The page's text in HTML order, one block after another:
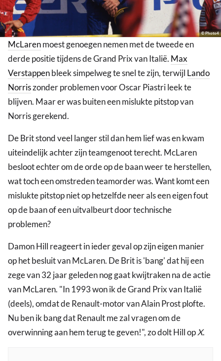
© Photo4
McLarenmoest genoegen nemen met de tweede en
derde positie tijdens de Grand Prix van Italië. Max
Verstappenbleek simpelweg te snel te zijn, terwijl Lando
Norriszonder problemen voor Oscar Piastri leek te
blijven. Maar er was buiten een mislukte pitstop van
Norris gerekend.
De Brit stond veel langer stil dan hem lief was en kwam
uiteindelijk achter zijn teamgenoot terecht. McLaren
besloot echter om de orde op de baan weer te herstellen,
wat toch een omstreden teamorder was. Want komt een
mislukte pitstop niet op hetzelfde neer als een eigen fout
op de baan of een uitvalbeurt door technische
problemen?
Damon Hill reageert in ieder geval op zijn eigen manier
op het besluit van McLaren. De Brit is 'bang' dat hij een
zege van 32 jaar geleden nog gaat kwijtraken na de actie
van McLaren. "In 1993 won ik de Grand Prix van Italië
(deels), omdat de Renault-motor van Alain Prost plofte.
Nu ben ik bang dat Renault me zal vragen om de
overwinning aan hem terug te geven!", zo dolt Hill opX.